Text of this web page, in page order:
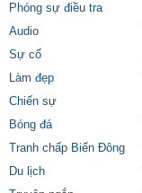
Phóng sự điều tra
Audio
Sự cố
Làm đẹp
Chiến sự
Bóng đá
Tranh chấp Biển Đông
Du lịch